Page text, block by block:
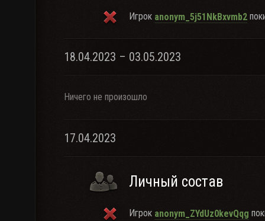
Игрок anonym_5j51NkBxvmb2
18.04.2023 – 03.05.2023
Ничего не произошло
17.04.2023
Личный состав
Игрок anonym_ZYdUz0kevQqg